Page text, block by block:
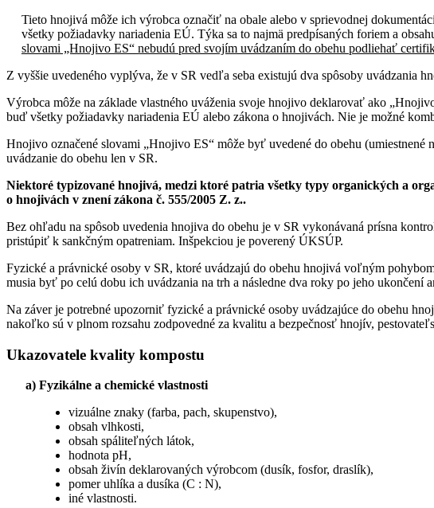
Tieto hnojivá môže ich výrobca označiť na obale alebo v sprievodnej
všetky požiadavky nariadenia EÚ. Týka sa to najmä predpísaných foriem a
slovami „Hnojivo ES“ nebudú pred svojím uvádzaním do obehu podliehať
Z vyššie uvedeného vyplýva, že v SR vedľa seba existujú dva spôsoby uvádzania
Výrobca môže na základe vlastného uváženia svoje hnojivo deklarovať ako
buď všetky požiadavky nariadenia EÚ alebo zákona o hnojivách. Nie je možné
Hnojivo označené slovami „Hnojivo ES“ môže byť uvedené do obehu
uvádzanie do obehu len v SR.
Niektoré typizované hnojivá, medzi ktoré patria všetky typy organických a
o hnojivách v znení zákona č. 555/2005 Z. z..
Bez ohľadu na spôsob uvedenia hnojiva do obehu je v SR vykonávaná prísna
pristúpiť k sankčným opatreniam. Inšpekciou je poverený ÚKSÚP.
Fyzické a právnické osoby v SR, ktoré uvádzajú do obehu hnojivá voľným
musia byť po celú dobu ich uvádzania na trh a následne dva roky po jeho ukončení
Na záver je potrebné upozorniť fyzické a právnické osoby uvádzajúce do obehu
nakoľko sú v plnom rozsahu zodpovedné za kvalitu a bezpečnosť hnojív,
Ukazovatele kvality kompostu
a) Fyzikálne a chemické vlastnosti
vizuálne znaky (farba, pach, skupenstvo),
obsah vlhkosti,
obsah spáliteľných látok,
hodnota pH,
obsah živín deklarovaných výrobcom (dusík, fosfor, draslík),
pomer uhlíka a dusíka (C : N),
iné vlastnosti.